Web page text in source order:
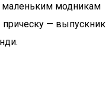
маленьким модникам
прическу — выпускник